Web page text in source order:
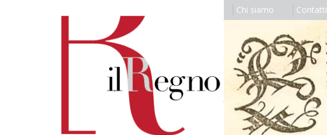
Chi siamo Contatti